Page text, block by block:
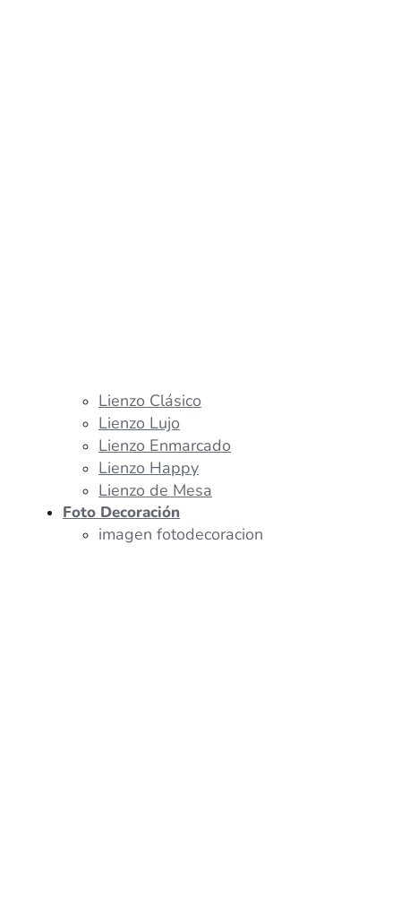
Lienzo Clásico
Lienzo Lujo
Lienzo Enmarcado
Lienzo Happy
Lienzo de Mesa
Foto Decoración
imagen fotodecoracion